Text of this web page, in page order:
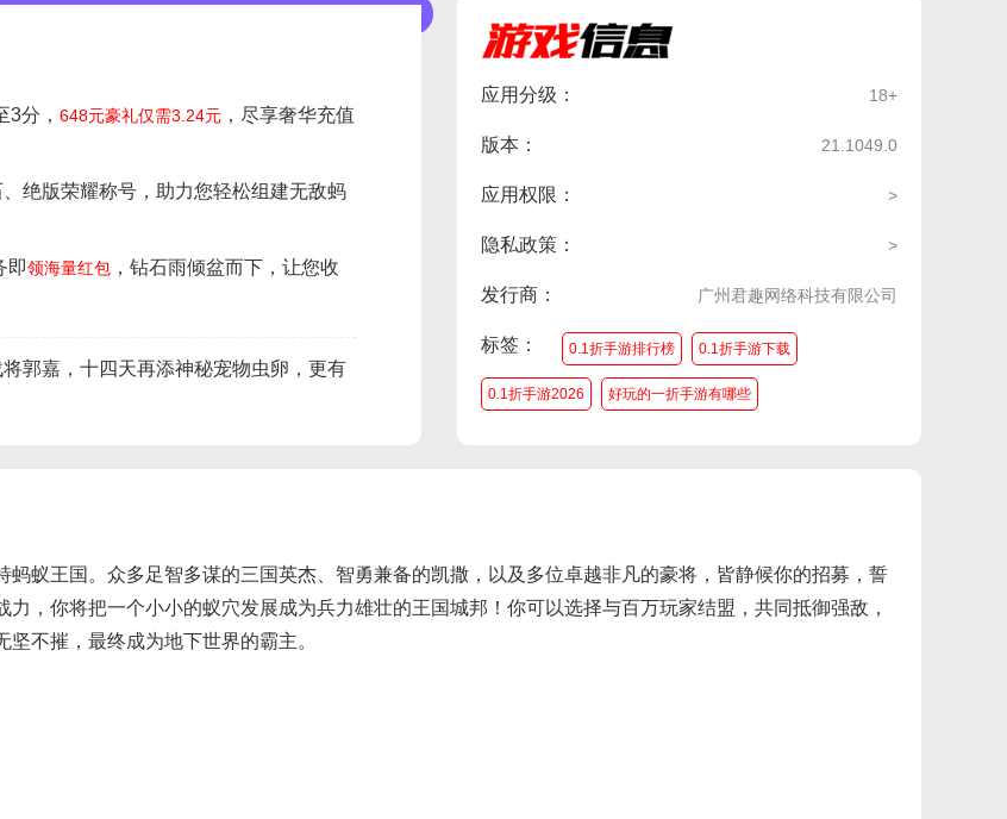
3分， 648元豪礼仅需3.24元 ，尽享奢华充值
绝版荣耀称号，助力您轻松组建无敌蚂
即领海量红包 ，钻石雨倾盆而下，让您收
郭嘉，十四天再添神秘宠物虫卵，更有
应用分级： 18+
版本： 21.1049.0
应用权限： >
隐私政策： >
发行商： 广州君趣网络科技有限公司
标签： 0.1折手游排行榜 0.1折手游下载
0.1折手游2026 好玩的一折手游有哪些
蚁王国。众多足智多谋的三国英杰、智勇兼备的凯撒，以及多位卓越非凡的豪将，皆静候你的招募，誓
，你将把一个小小的蚁穴发展成为兵力雄壮的王国城邦！你可以选择与百万玩家结盟，共同抵御强敌，
不摧，最终成为地下世界的霸主‌。